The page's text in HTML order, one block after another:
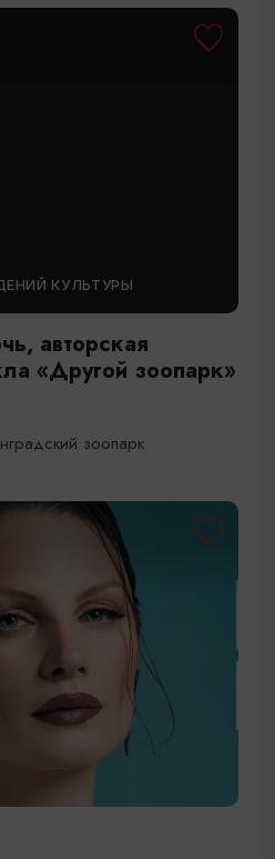
КУЛЬТУРЫ
авторская
«Другой зоопарк»
зоопарк